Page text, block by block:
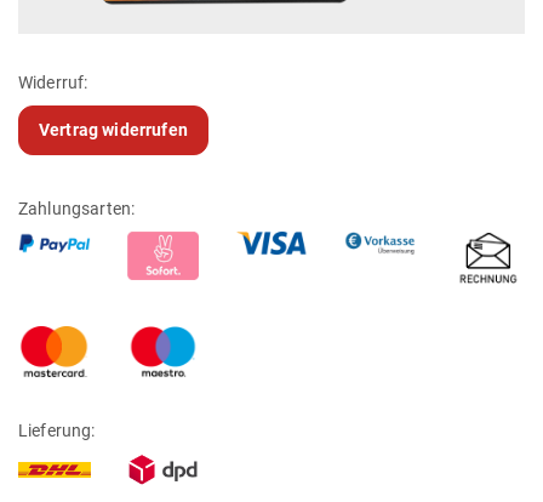
Widerruf:
Vertrag widerrufen
Zahlungsarten:
Lieferung: